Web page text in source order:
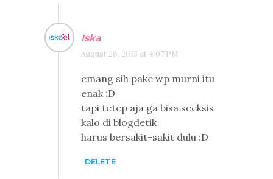
Iska
August 26, 2013 at 4:07 PM
emang sih pake wp murni itu
enak :D
tapi tetep aja ga bisa seeksis
kalo di blogdetik
harus bersakit-sakit dulu :D
DELETE